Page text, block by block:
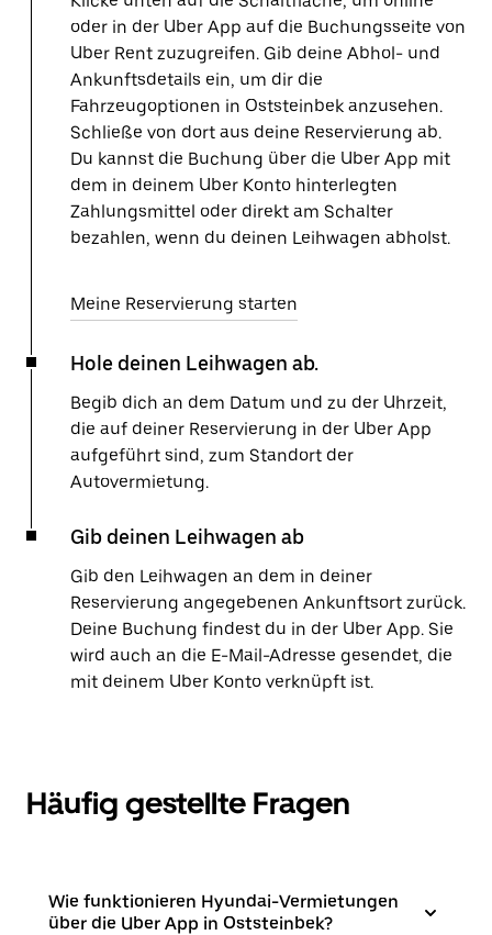
oder in der Uber App auf die Buchungsseite von
Uber Rent zuzugreifen. Gib deine Abhol- und
Ankunftsdetails ein, um dir die
Fahrzeugoptionen in Oststeinbek anzusehen.
Schließe von dort aus deine Reservierung ab.
Du kannst die Buchung über die Uber App mit
dem in deinem Uber Konto hinterlegten
Zahlungsmittel oder direkt am Schalter
bezahlen, wenn du deinen Leihwagen abholst.
Meine Reservierung starten
Hole deinen Leihwagen ab.
Begib dich an dem Datum und zu der Uhrzeit,
die auf deiner Reservierung in der Uber App
aufgeführt sind, zum Standort der
Autovermietung.
Gib deinen Leihwagen ab
Gib den Leihwagen an dem in deiner
Reservierung angegebenen Ankunftsort zurück.
Deine Buchung findest du in der Uber App. Sie
wird auch an die E-Mail-Adresse gesendet, die
mit deinem Uber Konto verknüpft ist.
Häufig gestellte Fragen
Wie funktionieren Hyundai-Vermietungen
über die Uber App in Oststeinbek?